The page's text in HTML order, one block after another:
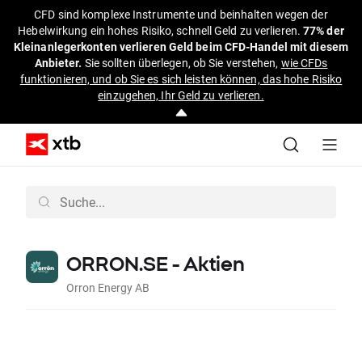
CFD sind komplexe Instrumente und beinhalten wegen der
Hebelwirkung ein hohes Risiko, schnell Geld zu verlieren.77% der
Kleinanlegerkonten verlieren Geld beim CFD-Handel mit diesem
Anbieter. Sie sollten überlegen, ob Sie verstehen, wie CFDs
funktionieren, und ob Sie es sich leisten können, das hohe Risiko
einzugehen, Ihr Geld zu verlieren.
ORRON.SE - Aktien
Orron Energy AB